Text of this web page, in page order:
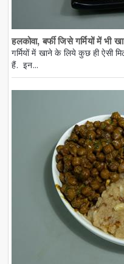
हलकोवा, बर्फी जिसे गर्मियों में
गर्मियों में खाने के लिये कुछ ही ऐसी
हैं. इन...